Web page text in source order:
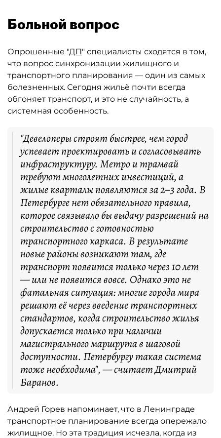
Больной вопрос
Опрошенные "ДП" специалисты сходятся в том,
что вопрос синхронизации жилищного и
транспортного планирования — один из самых
болезненных. Сегодня жильё почти всегда
обгоняет транспорт, и это не случайность, а
системная особенность.
"Девелоперы строят быстрее, чем город
успевает проектировать и согласовывать
инфраструктуру. Метро и трамвай
требуют многолетних инвестиций, а
жилые кварталы появляются за 2–3 года. В
Петербурге нет обязательного правила,
которое связывало бы выдачу разрешений на
строительство с готовностью
транспортного каркаса. В результате
новые районы возникают там, где
транспорт появится только через 10 лет
— или не появится вовсе. Однако это не
фатальная ситуация: многие города мира
решают её через введение транспортных
стандартов, когда строительство жилья
допускается только при наличии
магистрального маршрута в шаговой
доступности. Петербургу такая система
тоже необходима", — считает Дмитрий
Баранов.
Андрей Горев напоминает, что в Ленинграде
транспортное планирование всегда опережало
жилищное. Но эта традиция исчезла, когда из